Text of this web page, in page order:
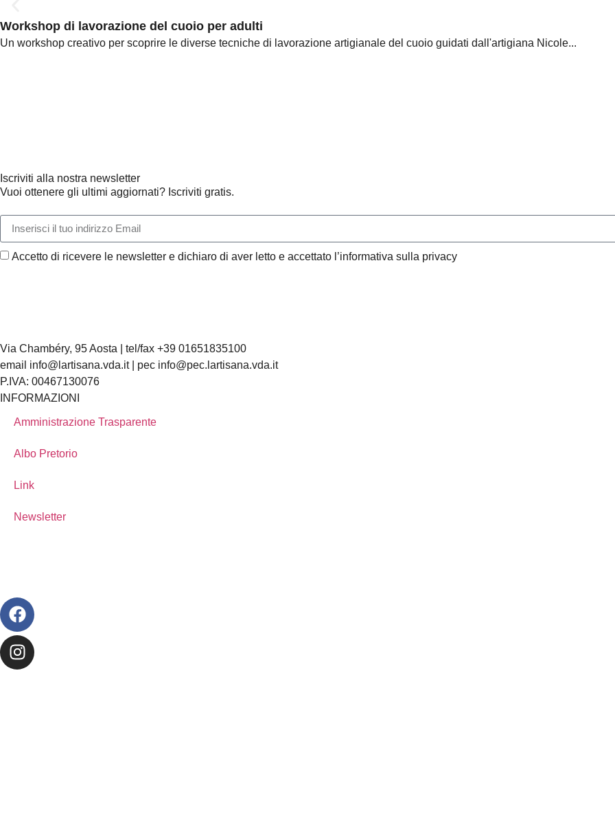
Workshop di lavorazione del cuoio per adulti
Un workshop creativo per scoprire le diverse tecniche di lavorazione artigianale del cuoio guidati dall'artigiana Nicole...
Iscriviti alla nostra newsletter
Vuoi ottenere gli ultimi aggiornati? Iscriviti gratis.
Accetto di ricevere le newsletter e dichiaro di aver letto e accettato l’informativa sulla privacy
Via Chambéry, 95 Aosta | tel/fax +39 01651835100
email info@lartisana.vda.it | pec info@pec.lartisana.vda.it
P.IVA: 00467130076
INFORMAZIONI
Amministrazione Trasparente
Albo Pretorio
Link
Newsletter